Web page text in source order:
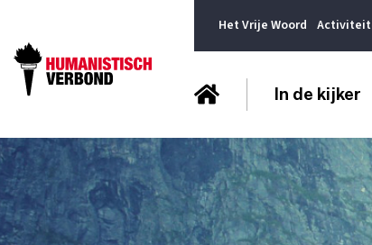
Het Vrije Woord
In de kijker